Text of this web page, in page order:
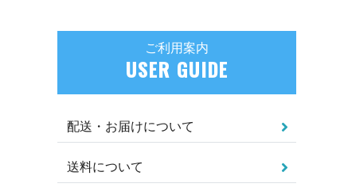
ご利用案内
USER GUIDE
配送・お届けについて
送料について